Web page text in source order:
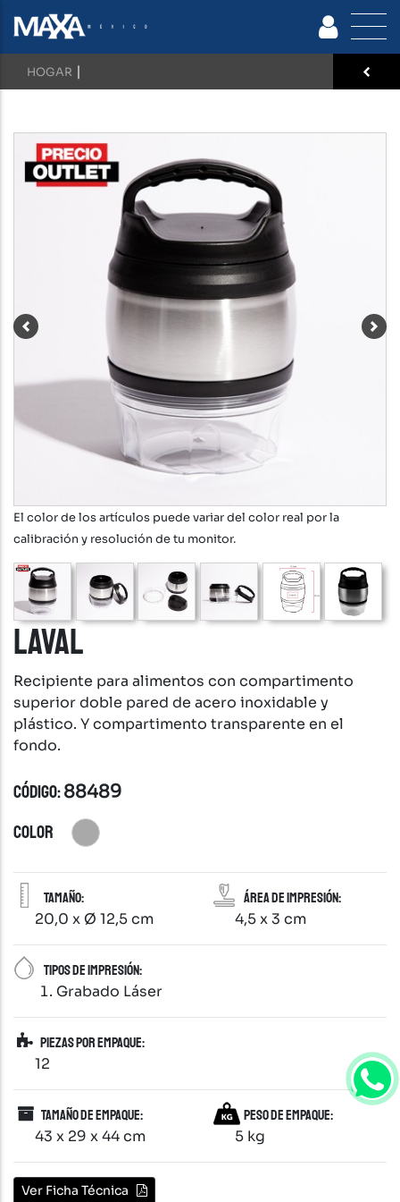
HOGAR |
Previous
El color de los artículos puede variar del color real por la
calibración y resolución de tu monitor.
LAVAL
Recipiente para alimentos con compartimento
superior doble pared de acero inoxidable y
plástico. Y compartimento transparente en el
fondo.
CÓDIGO:88489
COLOR
Tamaño:
20,0 x Ø 12,5 cm
Área de impresión:
4,5 x 3 cm
Tipos de impresión:
Grabado Láser
Piezas por empaque:
12
Tamaño de empaque:
43 x 29 x 44 cm
Peso de empaque:
5 kg
Ver Ficha Técnica